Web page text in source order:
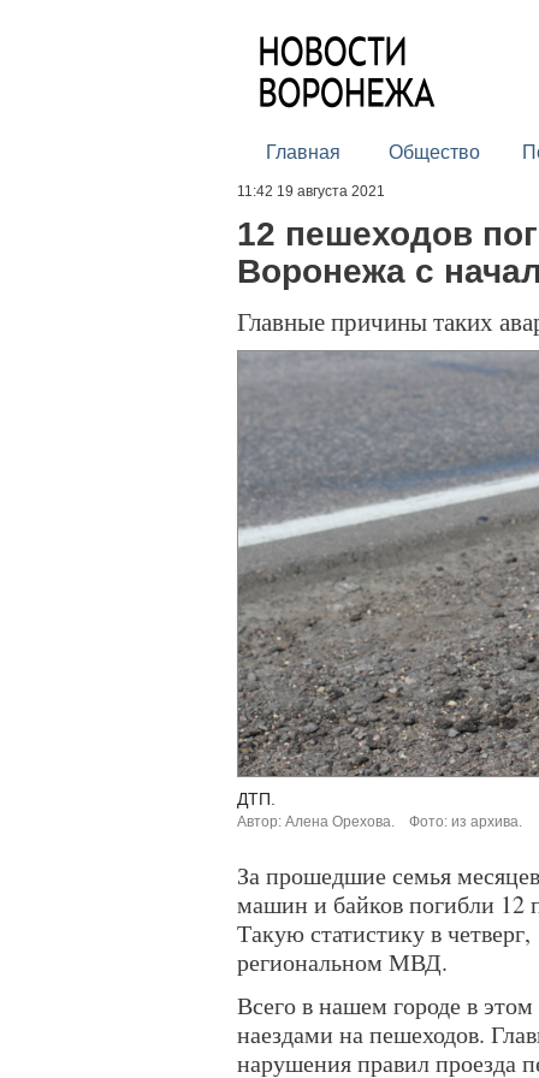
Главная Общество
11:42 19 августа 2021
12 пешеходов
Воронежа с
Главные причины таких
ДТП.
Автор: Алена Орехова. Фото: из архива.
За прошедшие семья
машин и байков погибли 12
Такую статистику в
региональном МВД.
Всего в нашем городе в
наездами на пешеходов.
нарушения правил проезда